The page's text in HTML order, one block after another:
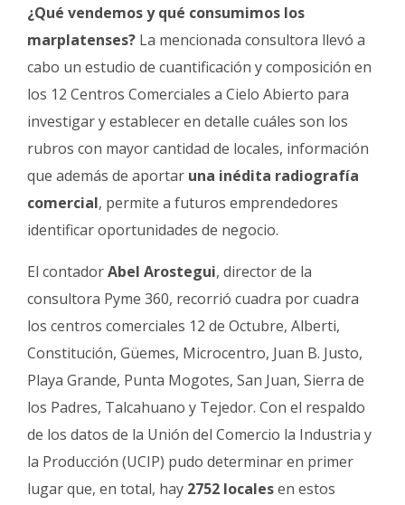
¿Qué vendemos y qué consumimos los
marplatenses? La mencionada consultora llevó a
cabo un estudio de cuantificación y composición en
los 12 Centros Comerciales a Cielo Abierto para
investigar y establecer en detalle cuáles son los
rubros con mayor cantidad de locales, información
que además de aportar una inédita radiografía
comercial, permite a futuros emprendedores
identificar oportunidades de negocio.
El contadorAbel Arostegui, director de la
consultora Pyme 360, recorrió cuadra por cuadra
los centros comerciales 12 de Octubre, Alberti,
Constitución, Güemes, Microcentro, Juan B. Justo,
Playa Grande, Punta Mogotes, San Juan, Sierra de
los Padres, Talcahuano y Tejedor. Con el respaldo
de los datos de la Unión del Comercio la Industria y
la Producción (UCIP) pudo determinar en primer
lugar que, en total, hay 2752 localesen estos